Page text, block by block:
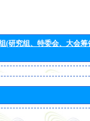
(研究组、特委会、大会